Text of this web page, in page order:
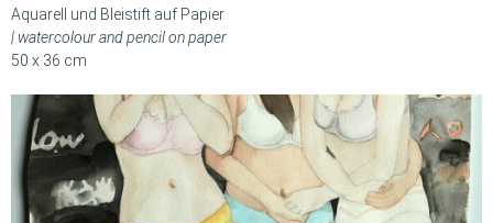
Aquarell und Bleistift auf Papier
| watercolour and pencil on paper
50 x 36 cm